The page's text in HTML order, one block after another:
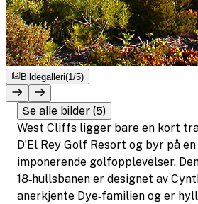
Bildegalleri(1/5)
Se alle bilder (5)
West Cliffs ligger bare en kort
D’El Rey Golf Resort og byr på
imponerende golfopplevelser.
18‑hullsbanen er designet av
anerkjente Dye‑familien og er